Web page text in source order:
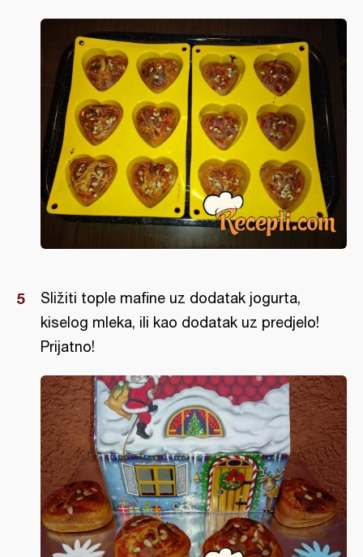
Sližiti tople mafine uz dodatak jogurta,
kiselog mleka, ili kao dodatak uz predjelo!
Prijatno!